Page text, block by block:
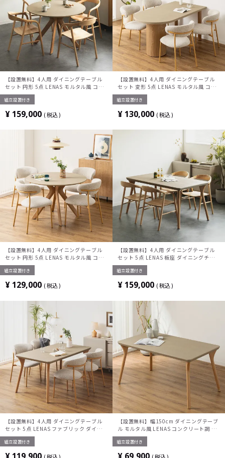
【設置無料】4人用 ダイニングテーブル
セット 円形 5点 LENAS モルタル風 コン
クリート調 丸テーブル 北欧モダン 板座
ダイニングチェア おしゃれ (幅110cm 食
組立設置付き
¥ 159,000 税込
【設置無料】4人用 ダイニングテーブル
セット 変形 5点 LENAS モルタル風 コン
クリート調 半円テーブル 北欧モダン ダイ
ニングチェア おしゃれ (幅160cm 食卓テ
組立設置付き
¥ 130,000 税込
【設置無料】4人用 ダイニングテーブル
セット 円形 5点 LENAS モルタル風 コン
クリート調 丸テーブル 北欧モダン ダイニ
ングチェア おしゃれ (幅110cm 食卓テー
ブル×1 食卓椅子×4)
組立設置付き
¥ 129,000 税込
【設置無料】4人用 ダイニングテーブル
セット 5点 LENAS 板座 ダイニングチェ
ア モルタル風 コンクリート調 テーブル
おしゃれ 北欧モダン (幅150cm 食卓テー
ブル×1 食卓椅子×4)
組立設置付き
¥ 159,000 税込
【設置無料】4人用 ダイニングテーブル
セット 5点 LENAS ファブリック ダイニ
ングチェア モルタル風 コンクリート調 テ
ーブル おしゃれ 北欧モダン (幅150cm 食
卓テーブル×1 食卓椅子×4)
組立設置付き
【設置無料】幅150cm ダイニングテーブ
ル モルタル風 LENAS コンクリート調 木
脚 北欧モダン テーブル 4人 食卓テーブル
おしゃれ ナチュラルモダン 韓国インテリ
ア風 グレージュ
組立設置付き